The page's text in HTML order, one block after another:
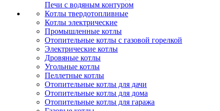
Печи с водяным контуром
Котлы твердотопливные
Котлы электрические
Промышленные котлы
Отопительные котлы с газовой горелкой
Электрические котлы
Дровяные котлы
Угольные котлы
Пеллетные котлы
Отопительные котлы для дачи
Отопительные котлы для дома
Отопительные котлы для гаража